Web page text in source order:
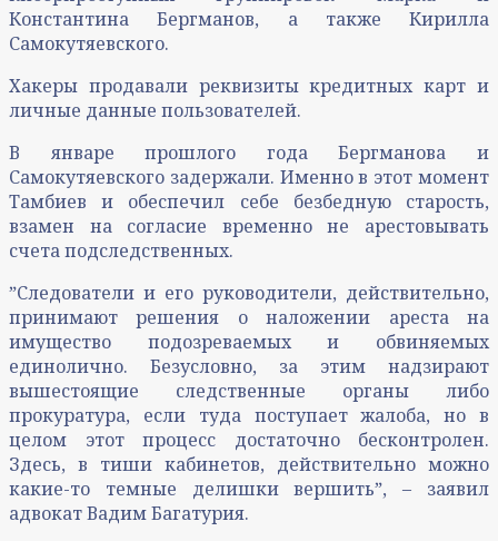
Константина Бергманов, а также Кирилла
Самокутяевского.
Хакеры продавали реквизиты кредитных карт и
личные данные пользователей.
В январе прошлого года Бергманова и
Самокутяевского задержали. Именно в этот момент
Тамбиев и обеспечил себе безбедную старость,
взамен на согласие временно не арестовывать
счета подследственных.
ˮСледователи и его руководители, действительно,
принимают решения о наложении ареста на
имущество подозреваемых и обвиняемых
единолично. Безусловно, за этим надзирают
вышестоящие следственные органы либо
прокуратура, если туда поступает жалоба, но в
целом этот процесс достаточно бесконтролен.
Здесь, в тиши кабинетов, действительно можно
какие-то темные делишки вершитьˮ, – заявил
адвокат Вадим Багатурия.